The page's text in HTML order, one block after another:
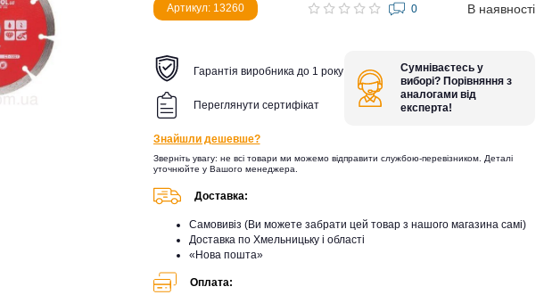
Артикул: 13260 0 В наявності
Гарантія виробника до 1 року
Переглянути сертифікат
Сумніваєтесь у
виборі? Порівняння з
аналогами від
експерта!
Знайшли дешевше?
Зверніть увагу: не всі товари ми можемо відправити службою-перевізником. Деталі
уточнюйте у Вашого менеджера.
Доставка:
Самовивіз (Ви можете забрати цей товар з нашого магазина самі)
Доставка по Хмельницьку і області
«Нова пошта»
Оплата: